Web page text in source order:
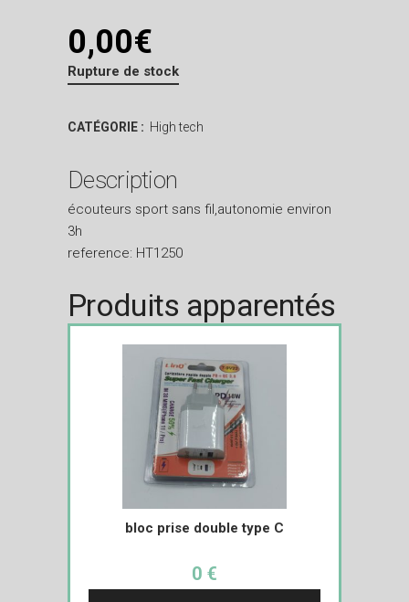
0,00€
Rupture de stock
CATÉGORIE : High tech
Description
écouteurs sport sans fil,autonomie environ
3h
reference: HT1250
Produits apparentés
bloc prise double type C
0 €